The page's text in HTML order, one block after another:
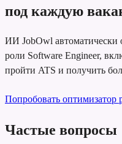
под каждую
ИИ JobOwl автоматически
роли Software Engineer,
пройти ATS и получить
Попробовать оптимизатор
Частые вопросы